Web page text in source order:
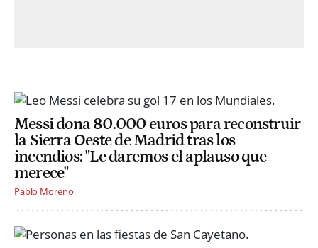
Messi dona 80.000 euros para reconstruir
la Sierra Oeste de Madrid tras los
incendios: "Le daremos el aplauso que
merece"
Pablo Moreno